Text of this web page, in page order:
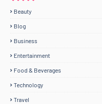
Beauty
Blog
Business
Entertainment
Food & Beverages
Technology
Travel